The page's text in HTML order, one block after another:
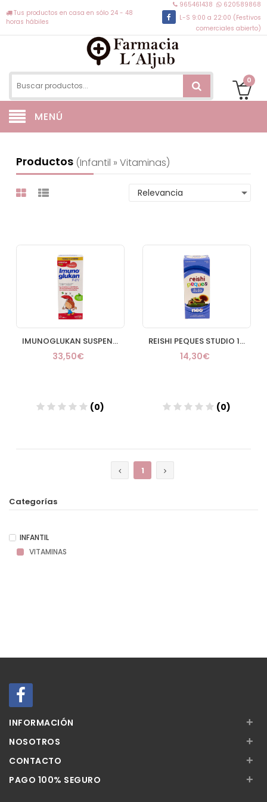
Tus productos en casa en sólo 24 - 48
horas hábiles
965461438
620589868
L-S 9:00 a 22:00 (Festivos
comerciales abierto)
0
MENÚ
Productos (infantil » Vitaminas)
IMUNOGLUKAN SUSPENSION ORAL 1 ENVASE 250 ML
33,50€
(0)
REISHI PEQUES STUDIO 1 ENVASE 150 ML
14,30€
(0)
1
Categorías
INFANTIL
VITAMINAS
INFORMACIÓN +
NOSOTROS +
CONTACTO +
PAGO 100% SEGURO +